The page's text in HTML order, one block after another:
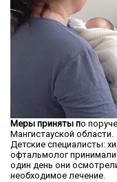
Меры приняты по
Мангистауской области.
Детские специалисты:
офтальмолог принимали
один день они
необходимое лечение.